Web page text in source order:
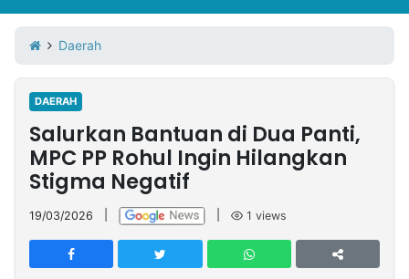
Iklan
Berita
Kami
Nasional
International
Olahraga
Entertainment
Daerah
Pariwisata
Kuliner
Kolom
Network
PT
TREETAN
Daerah
DAERAH
Salurkan Bantuan di Dua Panti,
MPC PP Rohul Ingin Hilangkan
Stigma Negatif
19/03/2026 1 views